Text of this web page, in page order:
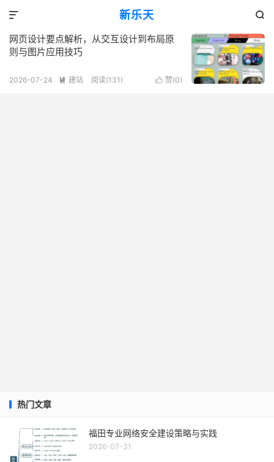
新乐天 
 共 1 篇文章
网页设计要点解析，从交互设计到布局原
则与图片应用技巧
 赞(0)
2026-07-24  建站 阅读(131)
热门文章
福田专业网络安全建设策略与实践
2026-07-31